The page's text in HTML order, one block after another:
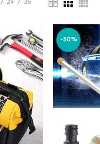
-50%